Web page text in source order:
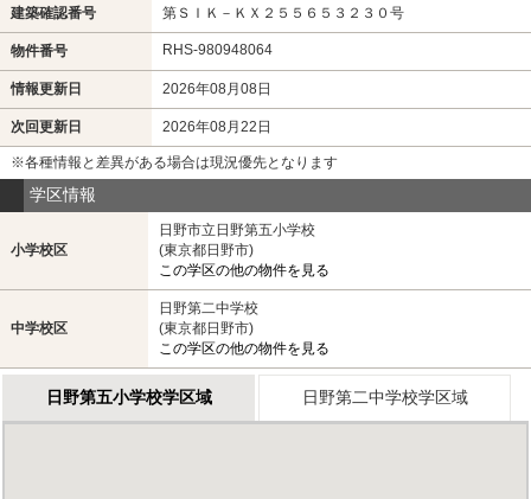
建築確認番号 第ＳＩＫ－ＫＸ２５５６５３２３０号
物件番号 RHS-980948064
情報更新日 2026年08月08日
次回更新日 2026年08月22日
※各種情報と差異がある場合は現況優先となります
学区情報
小学校区
日野市立日野第五小学校
(東京都日野市)
この学区の他の物件を見る
中学校区
日野第二中学校
(東京都日野市)
この学区の他の物件を見る
日野第五小学校学区域 日野第二中学校学区域